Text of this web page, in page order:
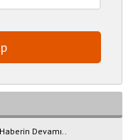
Devamı..